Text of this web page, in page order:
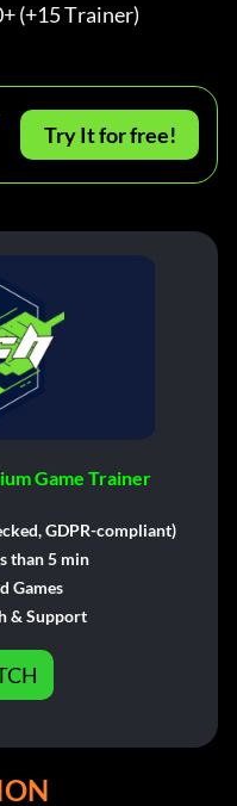
(+15 Trainer)
Try It for free!
Game Trainer
GDPR-compliant)
than 5 min
Games
& Support